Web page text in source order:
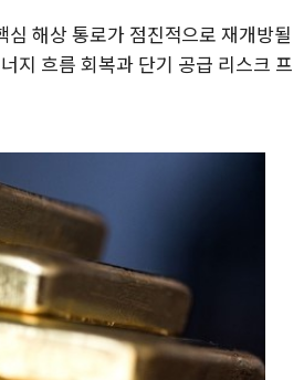
해상 통로가 점진적으로 재개방될
지 흐름 회복과 단기 공급 리스크 프